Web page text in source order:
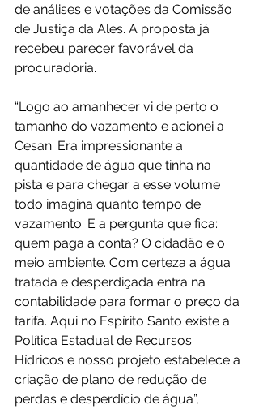
de análises e votações da Comissão
de Justiça da Ales. A proposta já
recebeu parecer favorável da
procuradoria.
“Logo ao amanhecer vi de perto o
tamanho do vazamento e acionei a
Cesan. Era impressionante a
quantidade de água que tinha na
pista e para chegar a esse volume
todo imagina quanto tempo de
vazamento. E a pergunta que fica:
quem paga a conta? O cidadão e o
meio ambiente. Com certeza a água
tratada e desperdiçada entra na
contabilidade para formar o preço da
tarifa. Aqui no Espírito Santo existe a
Política Estadual de Recursos
Hídricos e nosso projeto estabelece a
criação de plano de redução de
perdas e desperdício de água”,